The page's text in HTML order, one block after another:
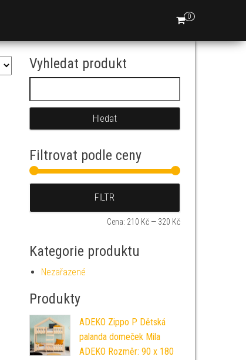
0
Vyhledat produkt
Filtrovat podle ceny
FILTR
Cena: 210 Kč — 320 Kč
Kategorie produktu
Nezařazené
Produkty
ADEKO Zippo P Dětská
palanda domeček Mila
ADEKO Rozměr: 90 x 180